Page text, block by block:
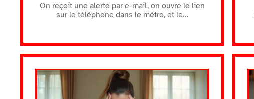
On reçoit une alerte par e-mail, on ouvre le lien
sur le téléphone dans le métro, et le…